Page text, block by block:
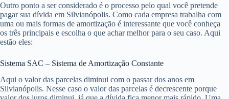
Outro ponto a ser considerado é o processo pelo qual você pretende
pagar sua dívida em Silvianópolis. Como cada empresa trabalha com
uma ou mais formas de amortização é interessante que você conheça
os três principais e escolha o que achar melhor para o seu caso. Aqui
estão eles:
Sistema SAC – Sistema de Amortização Constante
Aqui o valor das parcelas diminui com o passar dos anos em
Silvianópolis. Nesse caso o valor das parcelas é decrescente porque